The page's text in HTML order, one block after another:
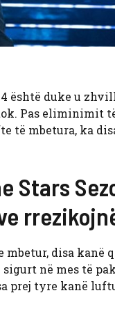
është duke u
Pas eliminimit
të mbetura, ka
Stars
mbetur, disa kanë
në mes të
prej tyre kanë